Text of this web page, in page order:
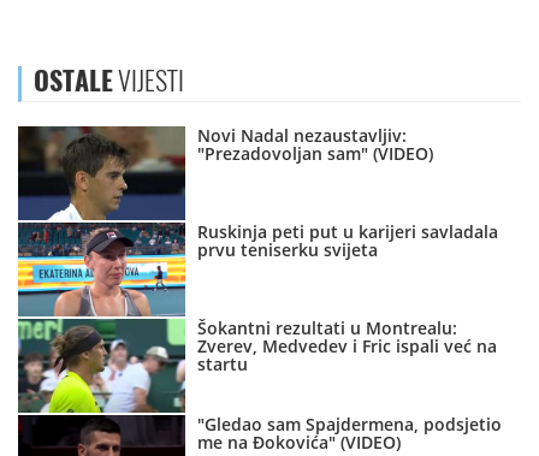
OSTALEVIJESTI
Novi Nadal nezaustavljiv:
"Prezadovoljan sam" (VIDEO)
Ruskinja peti put u karijeri savladala
prvu teniserku svijeta
Šokantni rezultati u Montrealu:
Zverev, Medvedev i Fric ispali već na
startu
"Gledao sam Spajdermena, podsjetio
me na Đokovića" (VIDEO)